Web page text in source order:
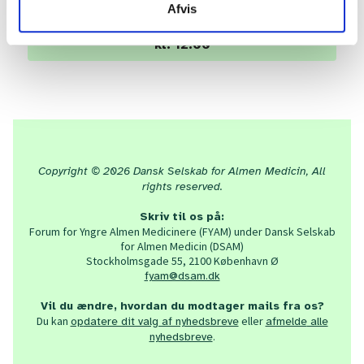
Afvis
Tilmeld dig her senest torsdag den 7. maj
kl. 12.00
Copyright © 2026 Dansk Selskab for Almen Medicin, All
rights reserved.
Skriv til os på:
Forum for Yngre Almen Medicinere (FYAM) under Dansk Selskab
for Almen Medicin (DSAM)
Stockholmsgade 55, 2100 København Ø
fyam@dsam.dk
Vil du ændre, hvordan du modtager mails fra os?
Du kan opdatere dit valg af nyhedsbreveellerafmeldealle
nyhedsbreve.